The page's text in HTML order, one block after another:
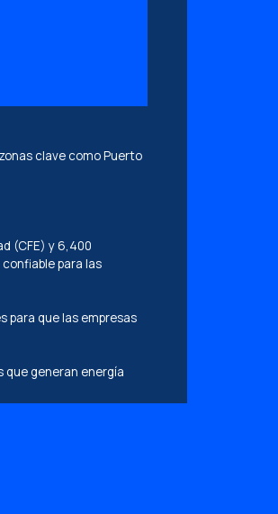
clave como Puerto
(CFE) y 6,400
para las
para que las empresas
que generan energía